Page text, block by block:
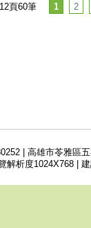
頁60筆 1 2
| 高雄市苓雅區
解析度1024X768 |